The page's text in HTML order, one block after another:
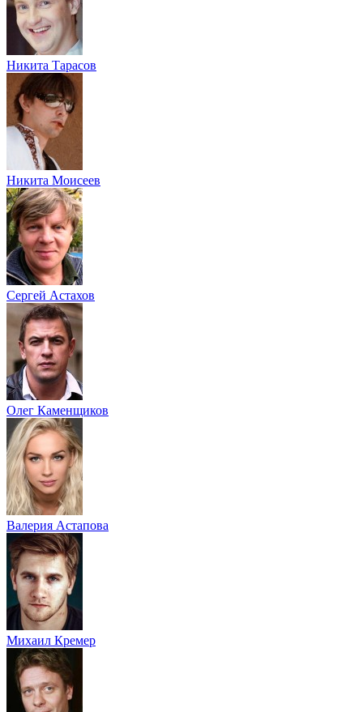
Никита Тарасов
Никита Моисеев
Сергей Астахов
Олег Каменщиков
Валерия Астапова
Михаил Кремер